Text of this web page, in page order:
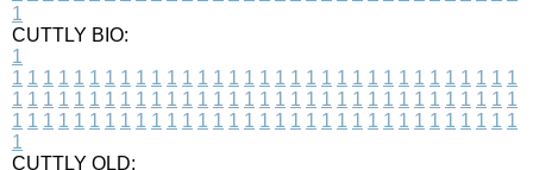
1
CUTTLY BIO:
1
1 1 1 1 1 1 1 1 1 1 1 1 1 1 1 1 1 1 1 1 1 1 1 1 1 1 1 1 1 1 1 1 1
1 1 1 1 1 1 1 1 1 1 1 1 1 1 1 1 1 1 1 1 1 1 1 1 1 1 1 1 1 1 1 1 1
1 1 1 1 1 1 1 1 1 1 1 1 1 1 1 1 1 1 1 1 1 1 1 1 1 1 1 1 1 1 1 1 1
1
CUTTLY OLD: